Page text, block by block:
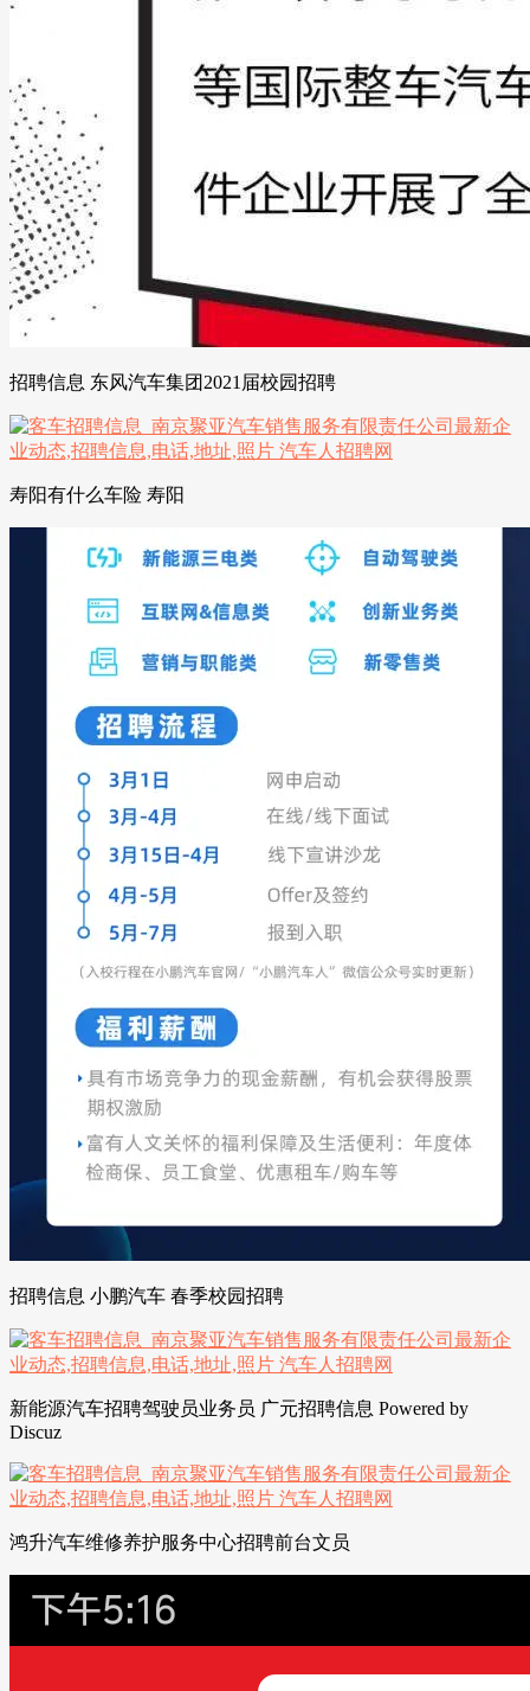
招聘信息 东风汽车集团2021届校园招聘
寿阳有什么车险 寿阳
招聘信息 小鹏汽车 春季校园招聘
新能源汽车招聘驾驶员业务员 广元招聘信息 Powered by
Discuz
鸿升汽车维修养护服务中心招聘前台文员